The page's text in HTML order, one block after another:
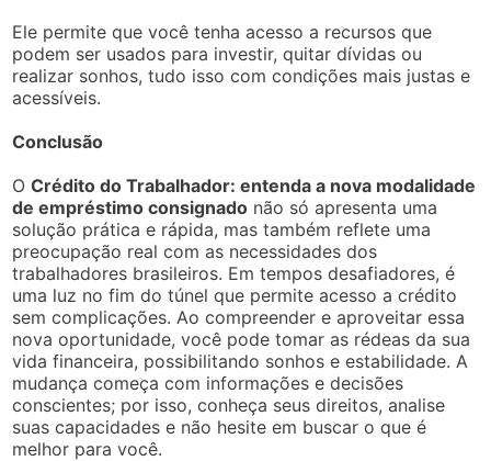
Ele permite que você tenha acesso a recursos que
podem ser usados para investir, quitar dívidas ou
realizar sonhos, tudo isso com condições mais justas e
acessíveis.
Conclusão
OCrédito do Trabalhador: entenda a nova modalidade
de empréstimo consignado não só apresenta uma
solução prática e rápida, mas também reflete uma
preocupação real com as necessidades dos
trabalhadores brasileiros. Em tempos desafiadores, é
uma luz no fim do túnel que permite acesso a crédito
sem complicações. Ao compreender e aproveitar essa
nova oportunidade, você pode tomar as rédeas da sua
vida financeira, possibilitando sonhos e estabilidade. A
mudança começa com informações e decisões
conscientes; por isso, conheça seus direitos, analise
suas capacidades e não hesite em buscar o que é
melhor para você.